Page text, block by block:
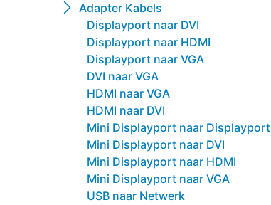
Adapter Kabels
Displayport naar DVI
Displayport naar HDMI
Displayport naar VGA
DVI naar VGA
HDMI naar VGA
HDMI naar DVI
Mini Displayport naar Displayport
Mini Displayport naar DVI
Mini Displayport naar HDMI
Mini Displayport naar VGA
USB naar Netwerk